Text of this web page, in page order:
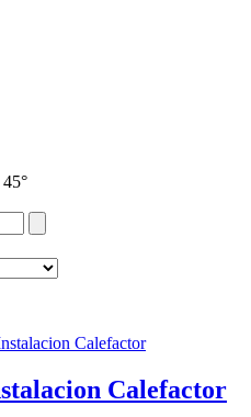
Calefactor